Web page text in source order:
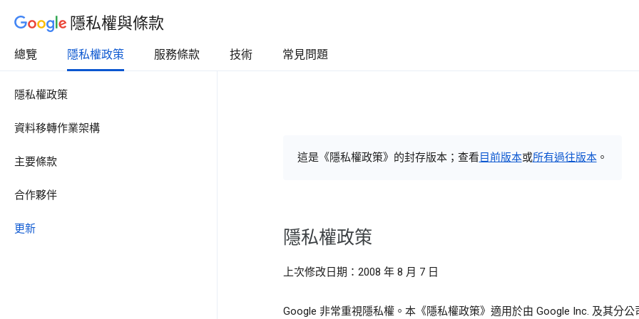
隱私權與條款
總覽 隱私權政策 服務條款 技術 常見問題
隱私權政策
資料移轉作業架構
主要條款
合作夥伴
更新
這是《隱私權政策》的封存版本；查看 目前版本或所有過往版本。
隱私權政策
上次修改日期：2008 年 8 月 7 日
Google 非常重視隱私權。本《隱私權政策》適用於由 Google Inc. 及其分公